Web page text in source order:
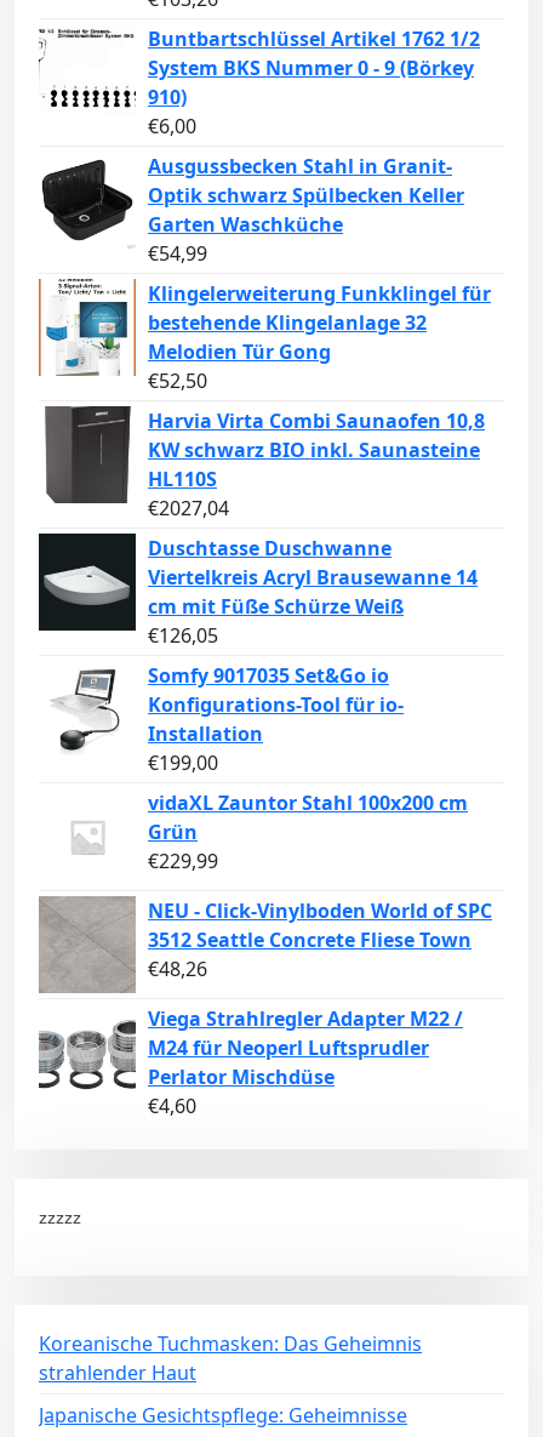
Buntbartschlüssel Artikel 1762 1/2
System BKS Nummer 0 - 9 (Börkey
910)
€6,00
Ausgussbecken Stahl in Granit-
Optik schwarz Spülbecken Keller
Garten Waschküche
€54,99
Klingelerweiterung Funkklingel für
bestehende Klingelanlage 32
Melodien Tür Gong
€52,50
Harvia Virta Combi Saunaofen 10,8
KW schwarz BIO inkl. Saunasteine
HL110S
€2027,04
Duschtasse Duschwanne
Viertelkreis Acryl Brausewanne 14
cm mit Füße Schürze Weiß
€126,05
Somfy 9017035 Set&Go io
Konfigurations-Tool für io-
Installation
€199,00
vidaXL Zauntor Stahl 100x200 cm
Grün
€229,99
NEU - Click-Vinylboden World of SPC
3512 Seattle Concrete Fliese Town
€48,26
Viega Strahlregler Adapter M22 /
M24 für Neoperl Luftsprudler
Perlator Mischdüse
€4,60
zzzzz
Koreanische Tuchmasken: Das Geheimnis
strahlender Haut
Japanische Gesichtspflege: Geheimnisse